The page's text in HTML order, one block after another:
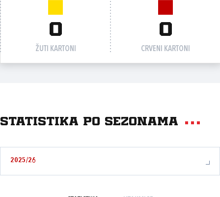
0
ŽUTI KARTONI
0
CRVENI KARTONI
Statistika po sezonama
2025/26